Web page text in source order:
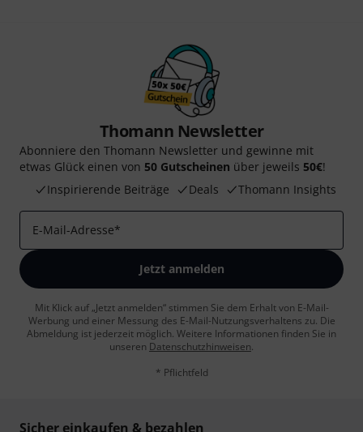
Thomann Newsletter
Abonniere den Thomann Newsletter und gewinne mit
etwas Glück einen von 50 Gutscheinen über jeweils 50€!
Inspirierende Beiträge
Deals Thomann Insights
E-Mail-Adresse*
Jetzt anmelden
Mit Klick auf „Jetzt anmelden“ stimmen Sie dem Erhalt von E-Mail-
Werbung und einer Messung des E-Mail-Nutzungsverhaltens zu. Die
Abmeldung ist jederzeit möglich. Weitere Informationen finden Sie in
unseren Datenschutzhinweisen.
* Pflichtfeld
Sicher einkaufen & bezahlen